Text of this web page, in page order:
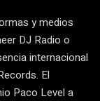
y medios
DJ Radio o
internacional
El
Paco Level a